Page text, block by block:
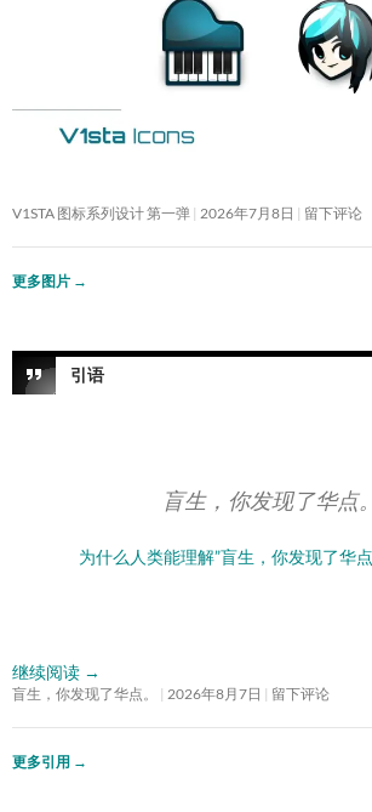
V1STA 图标系列设计 第一弹 2026年7月8日 留下评论
更多图片 →
引语
盲生，你发现了华点。
为什么人类能理解”盲生，你发现了华
继续阅读 →
盲生，你发现了华点。 2026年8月7日 留下评论
更多引用 →